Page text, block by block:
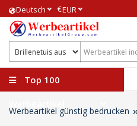
Deutsch €EUR
Top 100
Werbeartikel günstig bedrucken